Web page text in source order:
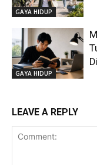
GAYA HIDUP
GAYA HIDUP
LEAVE A REPLY